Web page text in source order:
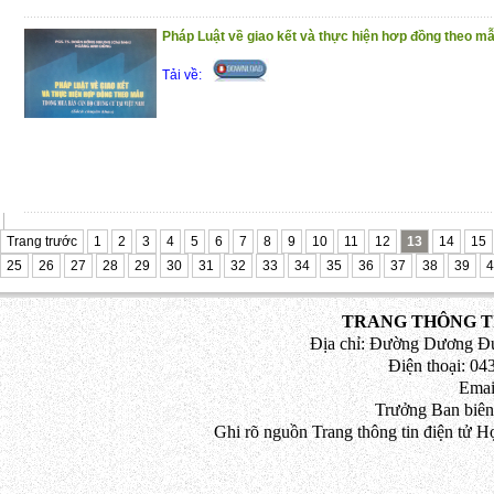
pháp luật
8. Nguyên tắc tranh tụng trong xét xử
9. Nguyên tắc người bị buộc tội phải
trong thời hạn luật định, công bằng, công
10. Nguyên tắc chế độ xét xử sơ thẩm,
Pháp Luật về giao kết và thực hiện hơp đồng theo
Tải về:
Trang trước 1 2 3 4 5 6 7 8 9 10 11 12 13 14
15
25
26 27 28 29 30 31 32 33 34 35 36 37 38 39
TRANG THÔNG
Địa chỉ: Đường Dương
Điện thoại:
Trưởng Ban
Ghi rõ nguồn Trang thông tin điện tử